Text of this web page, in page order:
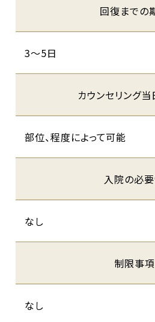
回復までの
3～5日
カウンセリング
部位、程度によって可能
入院の必
なし
制限事項
なし